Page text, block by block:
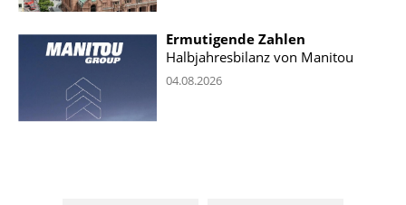
Ermutigende Zahlen
Halbjahresbilanz von Manitou
04.08.2026